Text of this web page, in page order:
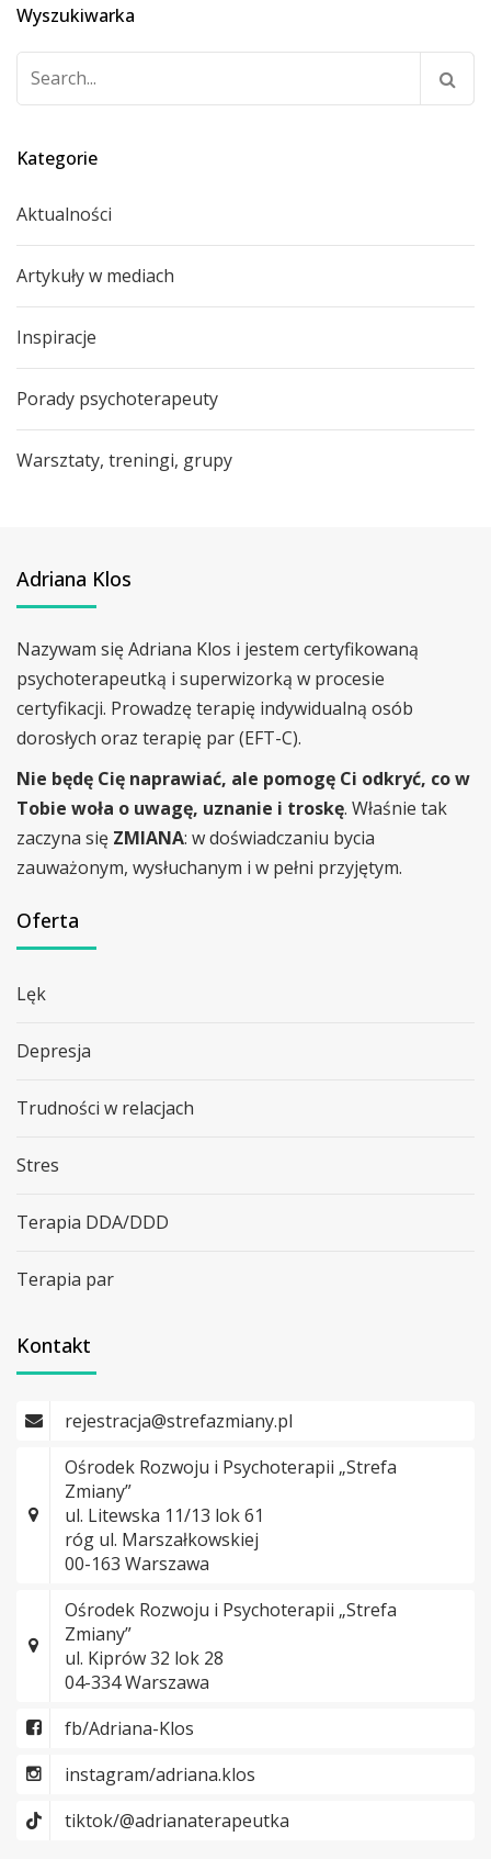
Wyszukiwarka
Kategorie
Aktualności
Artykuły w mediach
Inspiracje
Porady psychoterapeuty
Warsztaty, treningi, grupy
Adriana Klos
Nazywam się Adriana Klos i jestem certyfikowaną
psychoterapeutką i superwizorką w procesie
certyfikacji. Prowadzę terapię indywidualną osób
dorosłych oraz terapię par (EFT-C).
Nie będę Cię naprawiać, ale pomogę Ci odkryć, co w
Tobie woła o uwagę, uznanie i troskę. Właśnie tak
zaczyna się ZMIANA: w doświadczaniu bycia
zauważonym, wysłuchanym i w pełni przyjętym.
Oferta
Lęk
Depresja
Trudności w relacjach
Stres
Terapia DDA/DDD
Terapia par
Kontakt
rejestracja@strefazmiany.pl
Ośrodek Rozwoju i Psychoterapii „Strefa
Zmiany”
ul. Litewska 11/13 lok 61
róg ul. Marszałkowskiej
00-163 Warszawa
Ośrodek Rozwoju i Psychoterapii „Strefa
Zmiany”
ul. Kiprów 32 lok 28
04-334 Warszawa
fb/Adriana-Klos
instagram/adriana.klos
tiktok/@adrianaterapeutka